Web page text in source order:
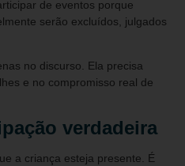
de eventos porque
serão excluídos, julgados
no discurso. Ela precisa
e no compromisso real de
verdadeira
a criança esteja presente. É